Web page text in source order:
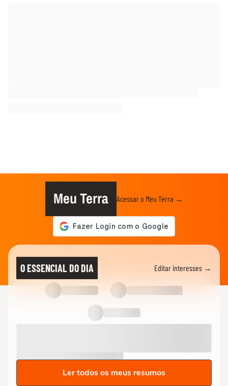
Meu Terra Acessar o Meu Terra →
O ESSENCIAL DO DIA Editar interesses →
Ler todos os meus resumos